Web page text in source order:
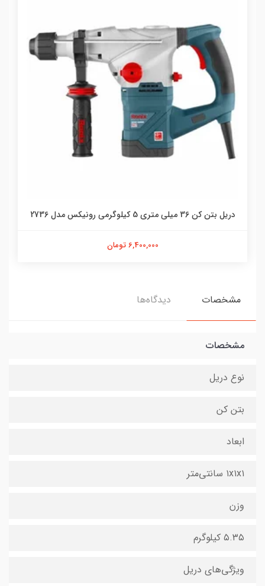
دریل بتن کن 36 میلی متری 5 کیلو‌گرمی رونیکس مدل 2736
6,400,000 تومان
مشخصات دیدگاه‌ها
مشخصات
نوع دریل
بتن کن
ابعاد
۱x۱x۱ سانتی‌متر
وزن
۵.۳۵ کیلوگرم
ویژگی‌های دریل